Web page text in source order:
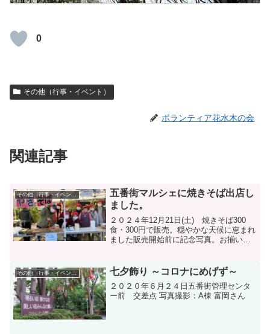
0
その他（行事・イベント）
ボランティア花水木の会
関連記事
その他（行事・イベント）
五番街マルシェに焼きそば出店し
ました。
２０２４年12月21日(土) 焼きそば300
食・300円で販売。穏やかな天候に恵まれ
ました販売開始前に記念写真。お揃いの
なれた手つきで大量の焼きそばをどんど
ん焼いて...
その他（行事・イベント） 七夕飾り ～コロナにめげず～
２０２０年６月２４日五番街管理センタ
ー前 交差点 写真撮影：A棟 富岡さん